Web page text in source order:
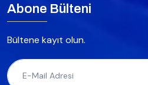
Abone Bülteni
Bültene kayıt olun.